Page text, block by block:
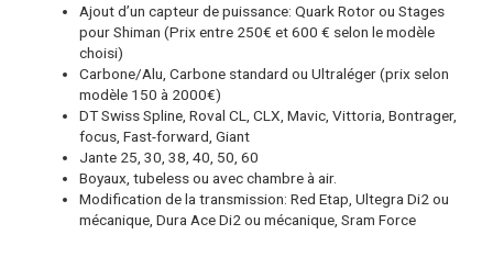
Ajout d’un capteur de puissance: Quark Rotor ou Stages
pour Shiman (Prix entre 250€ et 600 € selon le modèle
choisi)
Carbone/Alu, Carbone standard ou Ultraléger (prix selon
modèle 150 à 2000€)
DT Swiss Spline, Roval CL, CLX, Mavic, Vittoria, Bontrager,
focus, Fast-forward, Giant
Jante 25, 30, 38, 40, 50, 60
Boyaux, tubeless ou avec chambre à air.
Modification de la transmission: Red Etap, Ultegra Di2 ou
mécanique, Dura Ace Di2 ou mécanique, Sram Force